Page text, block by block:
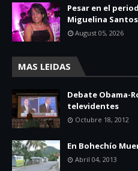
Pesar en el
Miguelina Santos
August 05, 2026
MAS LEIDAS
Debate Obama-
televidentes
Octubre 18, 2012
En Bohechío
Abril 04, 2013